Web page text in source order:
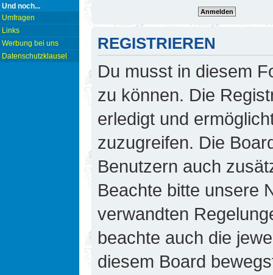
Und noch...
Umfragen
Links
Werbung bei uns
Datenschutzklausel
REGISTRIEREN
Du musst in diesem
zu können. Die
erledigt und
zuzugreifen. Die
Benutzern auch
Beachte bitte unsere
verwandten
beachte auch die
diesem Board